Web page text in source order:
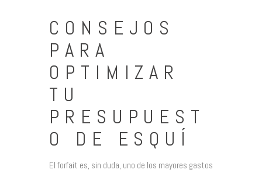
CONSEJOS
PARA
OPTIMIZAR
TU
PRESUPUEST
O DE ESQUÍ
El forfait es, sin duda, uno de los mayores gastos